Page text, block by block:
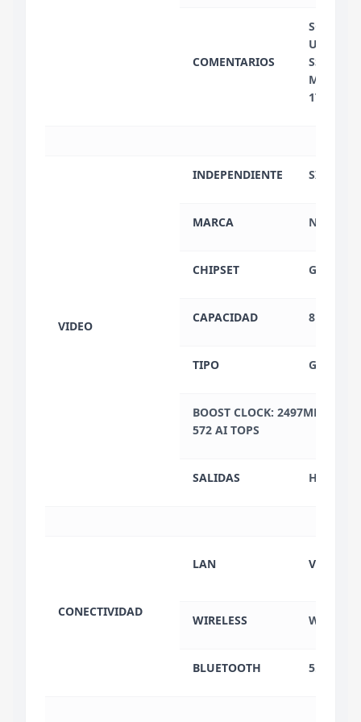
COMENTARIOS
SSD):
M.2 2242
1TB
VIDEO
INDEPENDIENTE SI
MARCA NVIDIA
CHIPSET
CAPACIDAD 8 GB
TIPO GDDR7
BOOST CLOCK: 2497MHz /
572 AI TOPS
SALIDAS HDMI
CONECTIVIDAD
LAN
WIRELESS WI-FI 6
BLUETOOTH 5.2